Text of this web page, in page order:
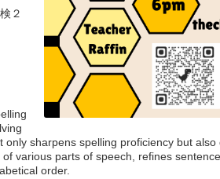
２
sharpens spelling proficiency but
various parts of speech, refines
order.